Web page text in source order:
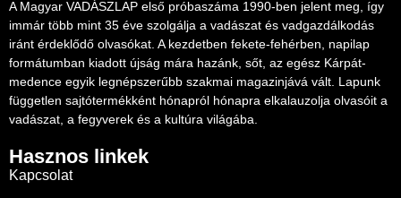
A Magyar VADÁSZLAP első próbaszáma 1990-ben jelent meg, így
immár több mint 35 éve szolgálja a vadászat és vadgazdálkodás
iránt érdeklődő olvasókat. A kezdetben fekete-fehérben, napilap
formátumban kiadott újság mára hazánk, sőt, az egész Kárpát-
medence egyik legnépszerűbb szakmai magazinjává vált. Lapunk
független sajtótermékként hónapról hónapra elkalauzolja olvasóit a
vadászat, a fegyverek és a kultúra világába.
Hasznos linkek
Kapcsolat